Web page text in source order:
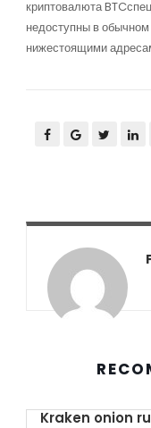
криптовалюта
недоступны в обычном
нижестоящими
Kraken onion ru